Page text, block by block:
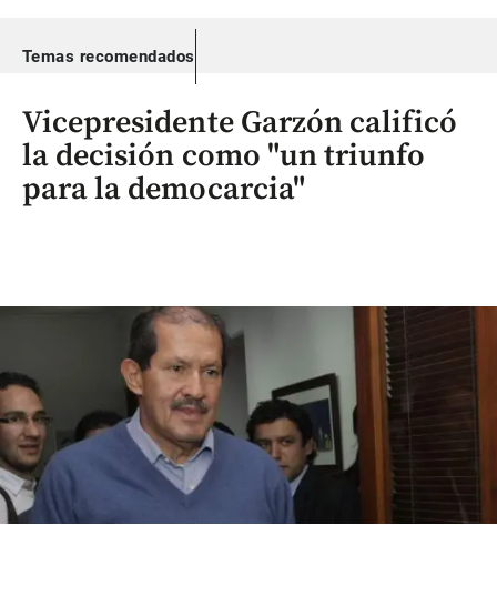
Temas recomendados
Vicepresidente Garzón calificó
la decisión como "un triunfo
para la democarcia"